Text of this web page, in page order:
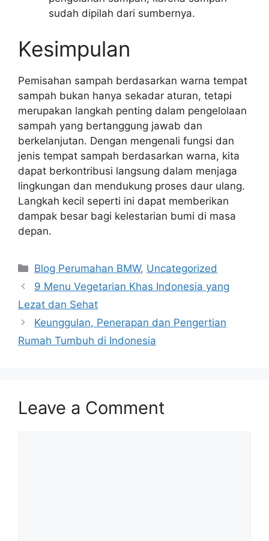
sudah dipilah dari sumbernya.
Kesimpulan
Pemisahan sampah berdasarkan warna tempat
sampah bukan hanya sekadar aturan, tetapi
merupakan langkah penting dalam pengelolaan
sampah yang bertanggung jawab dan
berkelanjutan. Dengan mengenali fungsi dan
jenis tempat sampah berdasarkan warna, kita
dapat berkontribusi langsung dalam menjaga
lingkungan dan mendukung proses daur ulang.
Langkah kecil seperti ini dapat memberikan
dampak besar bagi kelestarian bumi di masa
depan.
Categories
Blog Perumahan BMW, Uncategorized
9 Menu Vegetarian Khas Indonesia yang
Lezat dan Sehat
Keunggulan, Penerapan dan Pengertian
Rumah Tumbuh di Indonesia
Leave a Comment